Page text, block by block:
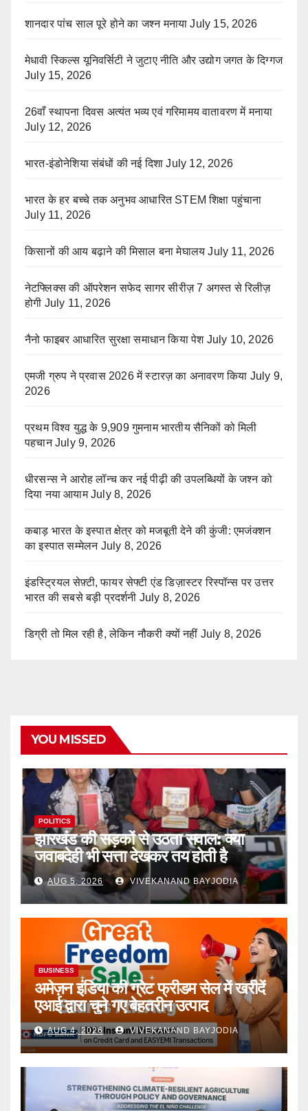
शानदार पांच साल पूरे होने का जश्न मनाया July 15, 2026
मेधावी स्किल्स यूनिवर्सिटी ने जुटाए नीति और उद्योग जगत के दिग्गज
July 15, 2026
26वाँ स्थापना दिवस अत्यंत भव्य एवं गरिमामय वातावरण में मनाया
July 12, 2026
भारत-इंडोनेशिया संबंधों की नई दिशा July 12, 2026
भारत के हर बच्चे तक अनुभव आधारित STEM शिक्षा पहुंचाना
July 11, 2026
किसानों की आय बढ़ाने की मिसाल बना मेघालय July 11, 2026
नेटफ्लिक्स की ऑपरेशन सफेद सागर सीरीज़ 7 अगस्त से रिलीज़
होगी July 11, 2026
नैनो फाइबर आधारित सुरक्षा समाधान किया पेश July 10, 2026
एमजी ग्रुप ने प्रवास 2026 में स्टारज़ का अनावरण किया July 9,
2026
प्रथम विश्व युद्ध के 9,909 गुमनाम भारतीय सैनिकों को मिली
पहचान July 9, 2026
धीरसन्स ने आरोह लॉन्च कर नई पीढ़ी की उपलब्धियों के जश्न को
दिया नया आयाम July 8, 2026
कबाड़ भारत के इस्पात क्षेत्र को मजबूती देने की कुंजी: एमजंक्शन
का इस्पात सम्मेलन July 8, 2026
इंडस्ट्रियल सेफ़्टी, फायर सेफ्टी एंड डिज़ास्टर रिस्पॉन्स पर उत्तर
भारत की सबसे बड़ी प्रदर्शनी July 8, 2026
डिग्री तो मिल रही है, लेकिन नौकरी क्यों नहीं July 8, 2026
YOU MISSED
POLITICS
झारखंड की सड़कों से उठता सवाल: क्या
जवाबदेही भी सत्ता देखकर तय होती है
AUG 5, 2026 VIVEKANAND BAYJODIA
BUSINESS
अमेज़न इंडिया की ग्रेट फ्रीडम सेल में खरीदें
एआई द्वारा चुने गए बेहतरीन उत्पाद
AUG 4, 2026 VIVEKANAND BAYJODIA